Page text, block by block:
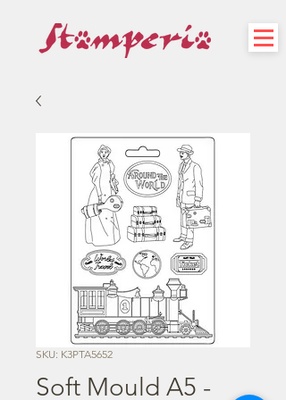
SKU: K3PTA5652
Soft Mould A5 -